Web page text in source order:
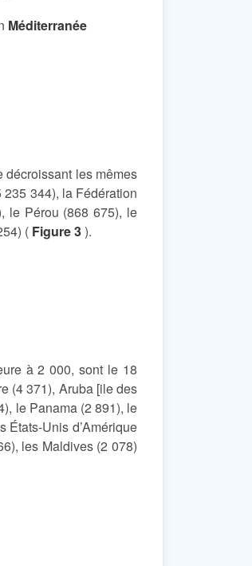
Méditerranée
décroissant les mêmes
235 344), la Fédération
le Pérou (868 675), le
( Figure 3).
à 2 000, sont le 18
(4 371), Aruba [ile des
le Panama (2 891), le
Unis d’Amérique
les Maldives (2 078)